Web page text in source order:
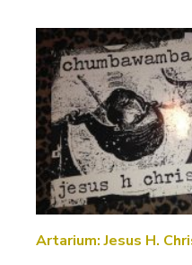
Artarium: Jesus H.